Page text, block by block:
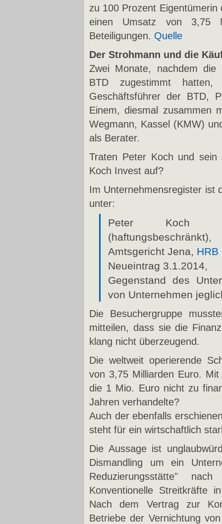
zu 100 Prozent
einen Umsatz von 3,75
Beteiligungen. Quelle
Der Strohmann und die
Zwei Monate, nachdem die
BTD zugestimmt
Geschäftsführer der BTD,
Einem, diesmal zusammen
Wegmann, Kassel (KMW)
als Berater.
Traten Peter Koch und
Koch Invest auf?
Im Unternehmensregister ist
unter:
Peter Koch
(haftungsbeschränkt),
Amtsgericht Jena, HRB
Neueintrag 3.1.2014,
Gegenstand des
von Unternehmen
Die Besuchergruppe
mitteilen, dass sie die
klang nicht überzeugend.
Die weltweit operierende
von 3,75 Milliarden Euro.
die 1 Mio. Euro nicht zu
Jahren verhandelte?
Auch der ebenfalls
steht für ein wirtschaftlich
Die Aussage ist
Dismandling um ein
Reduzierungsstätte"
Konventionelle Streitkräfte
Nach dem Vertrag zur
Betriebe der Vernichtung